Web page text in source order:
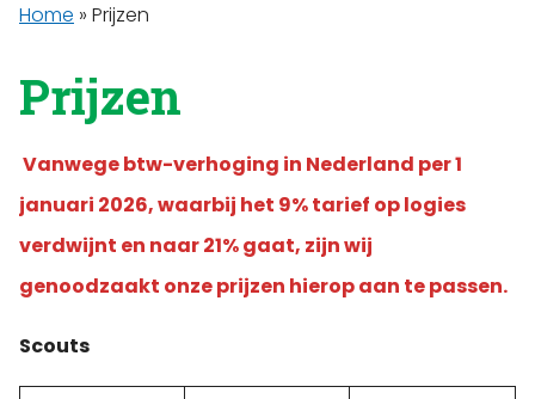
Home » Prijzen
Prijzen
Vanwege btw-verhoging in Nederland per 1
januari 2026, waarbij het 9% tarief op logies
verdwijnt en naar 21% gaat, zijn wij
genoodzaakt onze prijzen hierop aan te passen.
Scouts